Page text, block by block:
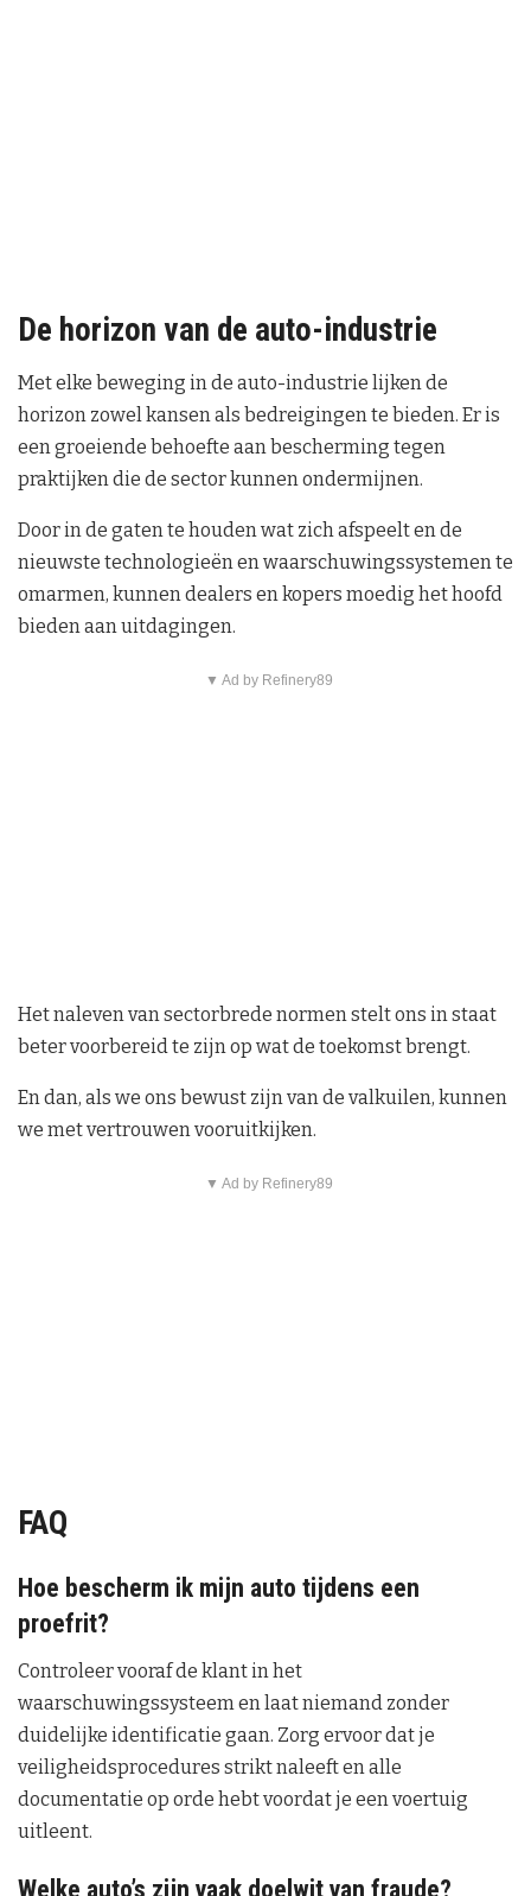
De horizon van de auto-industrie
Met elke beweging in de auto-industrie lijken de
horizon zowel kansen als bedreigingen te bieden. Er is
een groeiende behoefte aan bescherming tegen
praktijken die de sector kunnen ondermijnen.
Door in de gaten te houden wat zich afspeelt en de
nieuwste technologieën en waarschuwingssystemen te
omarmen, kunnen dealers en kopers moedig het hoofd
bieden aan uitdagingen.
▼ Ad by Refinery89
Het naleven van sectorbrede normen stelt ons in staat
beter voorbereid te zijn op wat de toekomst brengt.
En dan, als we ons bewust zijn van de valkuilen, kunnen
we met vertrouwen vooruitkijken.
▼ Ad by Refinery89
FAQ
Hoe bescherm ik mijn auto tijdens een
proefrit?
Controleer vooraf de klant in het
waarschuwingssysteem en laat niemand zonder
duidelijke identificatie gaan. Zorg ervoor dat je
veiligheidsprocedures strikt naleeft en alle
documentatie op orde hebt voordat je een voertuig
uitleent.
Welke auto’s zijn vaak doelwit van fraude?